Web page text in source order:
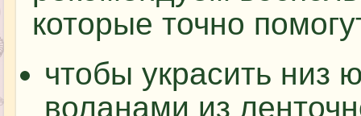
которые точно
чтобы украсить низ
воланами из